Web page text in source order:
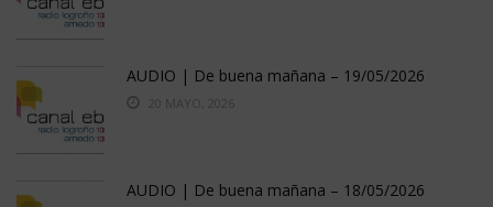
AUDIO | De buena mañana – 19/05/2026
20 MAYO, 2026
AUDIO | De buena mañana – 18/05/2026